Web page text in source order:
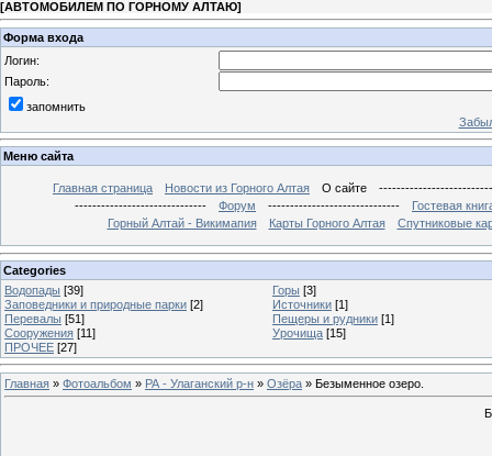
[АВТОМОБИЛЕМ ПО ГОРНОМУ АЛТАЮ]
Форма входа
Логин:
Пароль:
запомнить
Меню сайта
Главная страница Новости из Горного Алтая О сайте
------------------------------
Форум ------------------------------
Гостевая
Горный Алтай - Викимапия
Карты Горного Алтая Спутниковые
Categories
Водопады [39] Горы [3]
Заповедники и природные парки [2] Источники [1]
Перевалы [51] Пещеры и рудники [1]
Сооружения [11] Урочища [15]
ПРОЧЕЕ [27]
Главная » Фотоальбом » РА - Улаганский р-н » Озёра » Безыменное озеро.